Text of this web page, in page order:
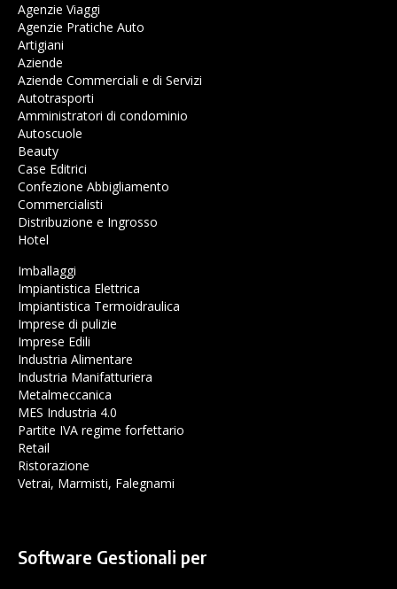
Agenzie Viaggi
Agenzie Pratiche Auto
Artigiani
Aziende
Aziende Commerciali e di Servizi
Autotrasporti
Amministratori di condominio
Autoscuole
Beauty
Case Editrici
Confezione Abbigliamento
Commercialisti
Distribuzione e Ingrosso
Hotel
Imballaggi
Impiantistica Elettrica
Impiantistica Termoidraulica
Imprese di pulizie
Imprese Edili
Industria Alimentare
Industria Manifatturiera
Metalmeccanica
MES Industria 4.0
Partite IVA regime forfettario
Retail
Ristorazione
Vetrai, Marmisti, Falegnami
Software Gestionali per